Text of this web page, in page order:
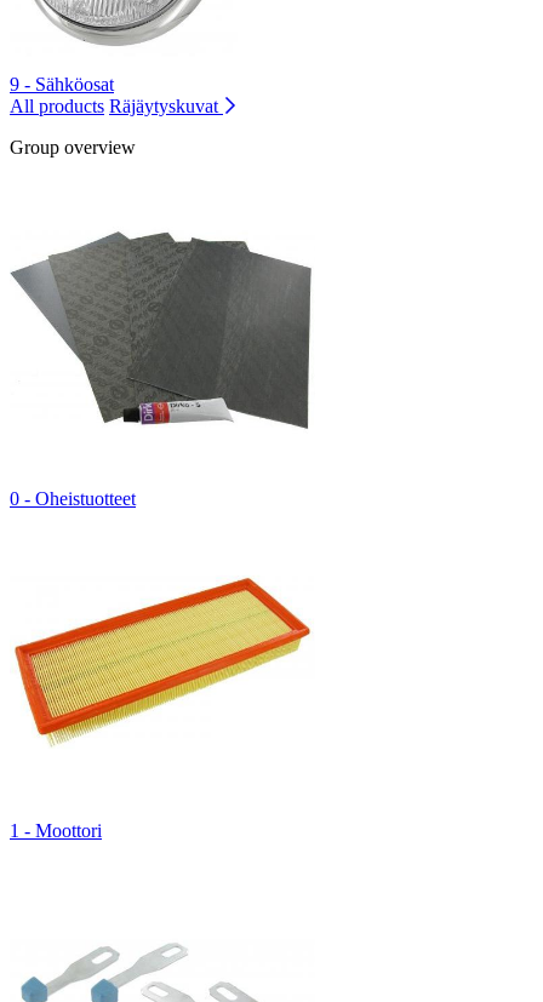
9 - Sähköosat
All products Räjäytyskuvat
Group overview
0 - Oheistuotteet
1 - Moottori